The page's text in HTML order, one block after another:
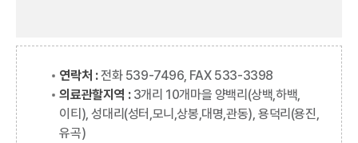
연락처 :전화 539-7496, FAX 533-3398
의료관할지역 : 3개리 10개마을 양백리(상백,하백,
이티), 성대리(성터,모니,상봉,대명,관동), 용덕리(용진,
유곡)